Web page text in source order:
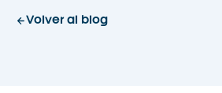
Volver al blog